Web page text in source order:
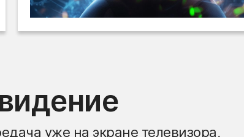
уже на экране телевизора,